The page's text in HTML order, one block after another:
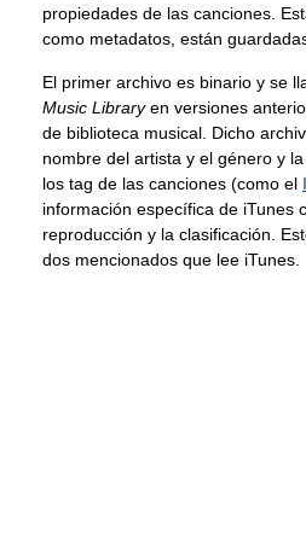
propiedades de las canciones.
como metadatos, están
El primer archivo es binario y se
Music Libraryen versiones
de biblioteca musical. Dicho
nombre del artista y el género y
los tag de las canciones (como el
información específica de iTunes
reproducción y la clasificación.
dos mencionados que lee iTunes.